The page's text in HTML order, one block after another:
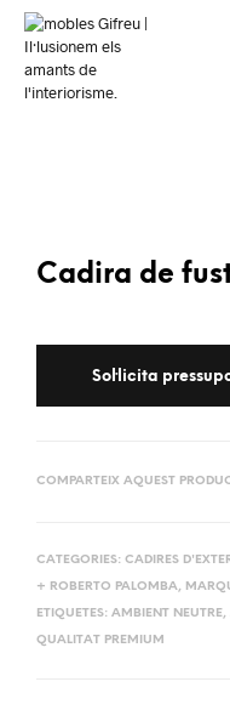
Cadira de
COMPARTEIX AQUEST
CATEGORIES: CADIRES
+ ROBERTO PALOMBA,
ETIQUETES: AMBIENT NEUTRE,
QUALITAT PREMIUM